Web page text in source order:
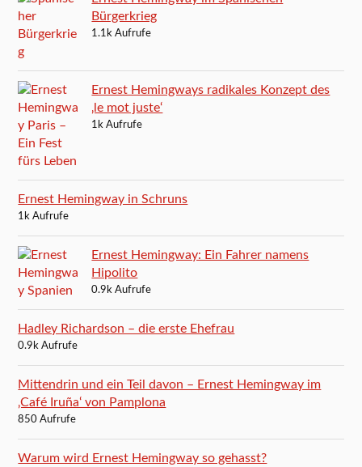
Bürgerkrieg
1.1k Aufrufe
Ernest Hemingways radikales Konzept des
‚le mot juste‘
1k Aufrufe
Ernest Hemingway in Schruns
1k Aufrufe
Ernest Hemingway: Ein Fahrer namens
Hipolito
0.9k Aufrufe
Hadley Richardson – die erste Ehefrau
0.9k Aufrufe
Mittendrin und ein Teil davon – Ernest Hemingway im
‚Café Iruña‘ von Pamplona
850 Aufrufe
Warum wird Ernest Hemingway so gehasst?